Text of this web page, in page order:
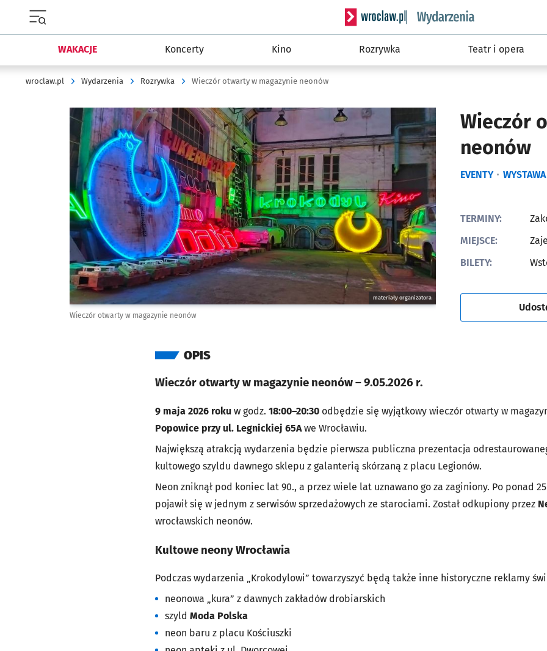
Serwis informacyjny wroclaw.pl podserwis:
WAKACJE Koncerty Kino Rozrywka Teatr i opera
wroclaw.pl Wydarzenia Rozrywka Wieczór otwarty w magazynie neonów
Wieczór
neonów
EVENTY WYSTAWA
Kliknij, aby powiększyć
materiały organizatora
Wieczór otwarty w magazynie neonów
TERMINY:
MIEJSCE:
BILETY:
OPIS
Wieczór otwarty w magazynie neonów – 9.05.2026 r.
9 maja 2026 roku w godz. 18:00–20:30 odbędzie się wyjątkowy wieczór otwarty w
Popowice przy ul. Legnickiej 65Awe Wrocławiu.
Największą atrakcją wydarzenia będzie pierwsza publiczna prezentacja
kultowego szyldu dawnego sklepu z galanterią skórzaną z placu Legionów.
Neon zniknął pod koniec lat 90., a przez wiele lat uznawano go za zaginiony. Po ponad
pojawił się w jednym z serwisów sprzedażowych ze starociami. Został odkupiony przez
wrocławskich neonów.
Kultowe neony Wrocławia
Podczas wydarzenia „Krokodylowi” towarzyszyć będą także inne historyczne reklamy
neonowa „kura” z dawnych zakładów drobiarskich
szyld Moda Polska
neon baru z placu Kościuszki